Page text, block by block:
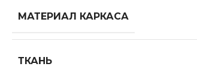
МАТЕРИАЛ КАРКАСА
ТКАНЬ